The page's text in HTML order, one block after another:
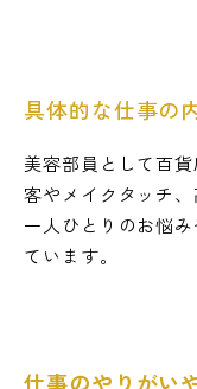
具体的な仕事の
美容部員として百
客やメイクタッチ
一人ひとりのお悩
ています。
仕事のやりがい